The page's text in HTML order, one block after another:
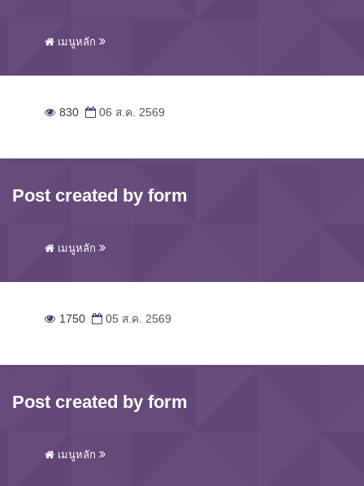
เมนูหลัก
830 06 ส.ค. 2569
Post created by form
เมนูหลัก
1750 05 ส.ค. 2569
Post created by form
เมนูหลัก